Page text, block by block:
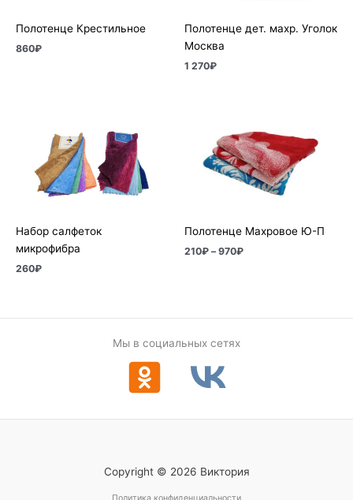
Полотенце Крестильное
860₽
Полотенце дет. махр. Уголок
Москва
1 270₽
Набор салфеток
микрофибра
260₽
Полотенце Махровое Ю-П
210₽ – 970₽
210₽
–
970₽
Мы в социальных сетях
Copyright © 2026 Виктория